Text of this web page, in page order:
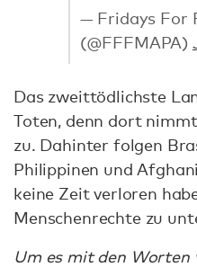
— Fridays For
(@FFFMAPA)
Das zweittödlichste
Toten, denn dort
zu. Dahinter folgen
Philippinen und
keine Zeit verloren
Menschenrechte zu
Um es mit den